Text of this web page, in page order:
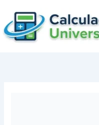
content